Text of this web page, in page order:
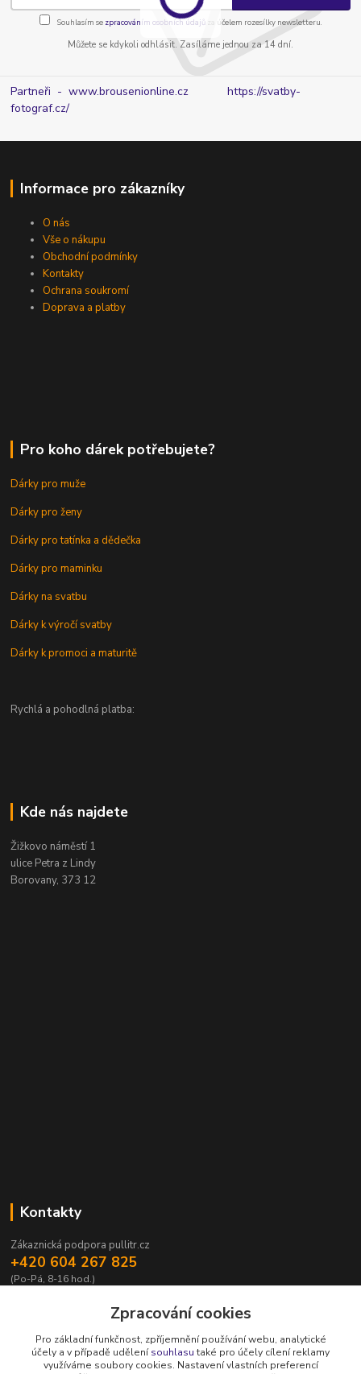
Souhlasím se zpracováním osobních údajůza účelem rozesílky newsletteru.
Můžete se kdykoli odhlásit. Zasíláme jednou za 14 dní.
Partneři - www.brousenionline.czhttps://svatby-
fotograf.cz/
Informace pro zákazníky
O nás
Vše o nákupu
Obchodní podmínky
Kontakty
Ochrana soukromí
Doprava a platby
Pro koho dárek potřebujete?
Dárky pro muže
Dárky pro ženy
Dárky pro tatínka a dědečka
Dárky pro maminku
Dárky na svatbu
Dárky k výročí svatby
Dárky k promoci a maturitě
Rychlá a pohodlná platba:
Kde nás najdete
Žižkovo náměstí 1
ulice Petra z Lindy
Borovany, 373 12
Kontakty
Zákaznická podpora pullitr.cz
+420 604 267 825
(Po-Pá, 8-16 hod.)
Zpracování cookies
Pro základní funkčnost, zpříjemnění používání webu, analytické
účely a v případě udělenísouhlasutaké pro účely cílení reklamy
využíváme soubory cookies. Nastavení vlastních preferencí